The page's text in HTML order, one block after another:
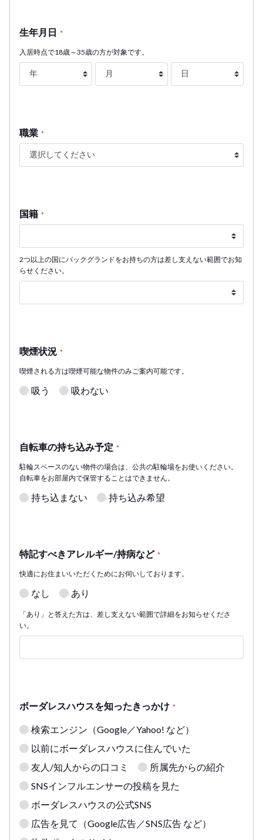
生年月日 *
入居時点で18歳～35歳の方が対象です。
職業 *
国籍 *
2つ以上の国にバックグランドをお持ちの方は差し支えない範囲でお知
らせください。
喫煙状況 *
喫煙される方は喫煙可能な物件のみご案内可能です。
吸う 吸わない
自転車の持ち込み予定 *
駐輪スペースのない物件の場合は、公共の駐輪場をお使いください。
自転車をお部屋内で保管することはできません。
持ち込まない 持ち込み希望
特記すべきアレルギー/持病など *
快適にお住まいいただくためにお伺いしております。
なし あり
「あり」と答えた方は、差し支えない範囲で詳細をお知らせくださ
い。
ボーダレスハウスを知ったきっかけ *
検索エンジン（Google／Yahoo! など）
以前にボーダレスハウスに住んでいた
友人/知人からの口コミ
所属先からの紹介
SNSインフルエンサーの投稿を見た
ボーダレスハウスの公式SNS
広告を見て（Google広告／SNS広告 など）